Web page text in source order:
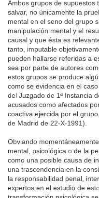
Ambos grupos de supuestos
salvar, no únicamente la
mental en el seno del grupo
manipulación mental y el
causal y que ésta es
tanto, imputable
pueden hallarse referidas a
sea por parte de autores
estos grupos se produce
como se evidencia en el
del Juzgado de 1ª Instancia
acusados como afectados
coactiva ejercida por el
de Madrid de 22-X-1991).
Obviando
mental, psicológica o de la
como una posible causa de
una trascendencia en la
la responsabilidad penal,
expertos en el estudio de